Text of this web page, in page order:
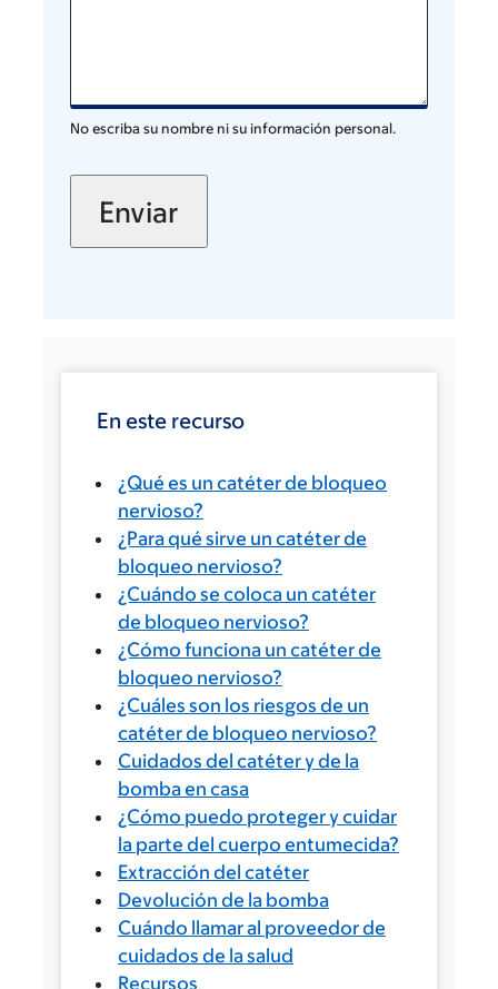
No escriba su nombre ni su información personal.
En este recurso
¿Qué es un catéter de bloqueo
nervioso?
¿Para qué sirve un catéter de
bloqueo nervioso?
¿Cuándo se coloca un catéter
de bloqueo nervioso?
¿Cómo funciona un catéter de
bloqueo nervioso?
¿Cuáles son los riesgos de un
catéter de bloqueo nervioso?
Cuidados del catéter y de la
bomba en casa
¿Cómo puedo proteger y cuidar
la parte del cuerpo entumecida?
Extracción del catéter
Devolución de la bomba
Cuándo llamar al proveedor de
cuidados de la salud
Recursos